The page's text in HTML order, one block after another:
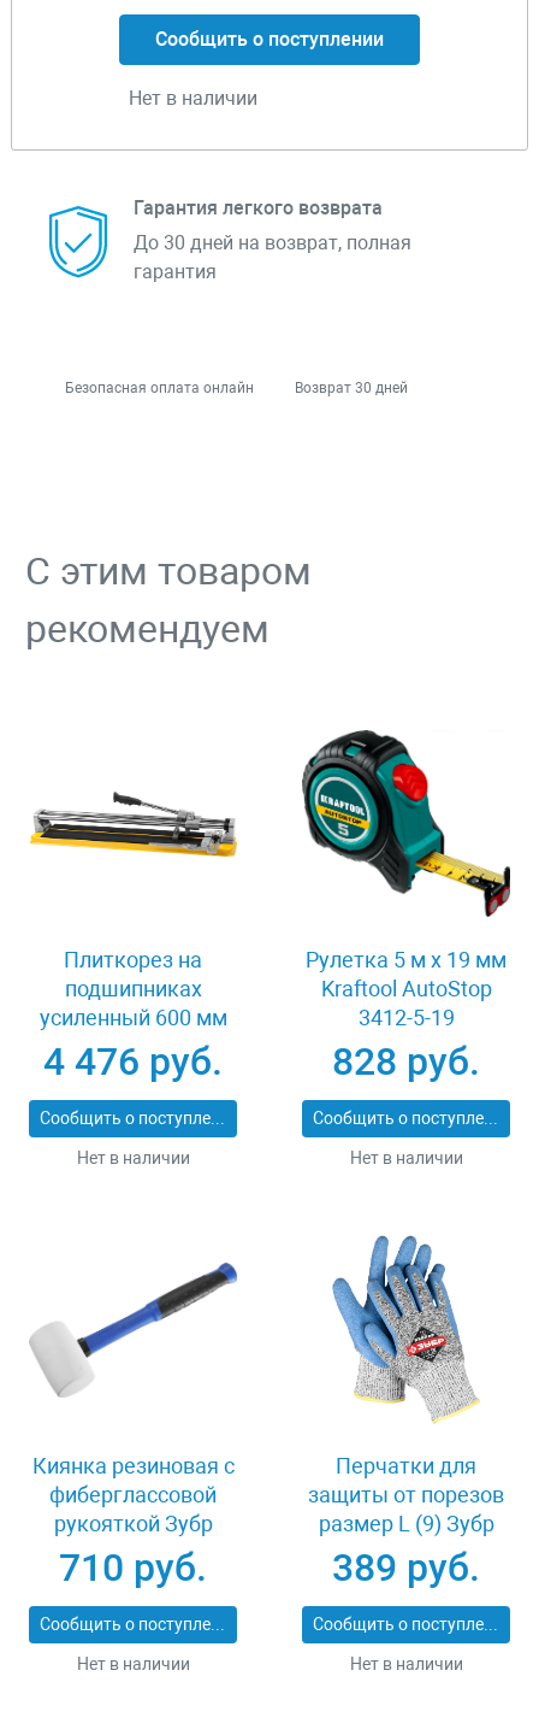
Сообщить о поступлении
Нет в наличии
Гарантия легкого возврата
До 30 дней на возврат, полная
гарантия
Безопасная оплата онлайн Возврат 30 дней
С этим товаром
рекомендуем
Плиткорез на
подшипниках
усиленный 600 мм
Stayer PROFI 3318-60
4 476 руб.
Сообщить о поступлении
Нет в наличии
Рулетка 5 м x 19 мм
Kraftool AutoStop
3412-5-19
828 руб.
Сообщить о поступлении
Нет в наличии
Киянка резиновая с
фиберглассовой
рукояткой Зубр
ПРОФИ 20531-
450_z02
710 руб.
Сообщить о поступлении
Нет в наличии
Перчатки для
защиты от порезов
размер L (9) Зубр
11277-L
389 руб.
Сообщить о поступлении
Нет в наличии